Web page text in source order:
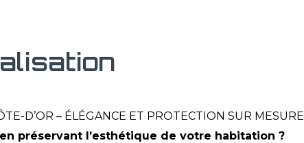
D’OR – ÉLÉGANCE ET PROTECTION SUR MESURE
préservant l’esthétique de votre habitation ?